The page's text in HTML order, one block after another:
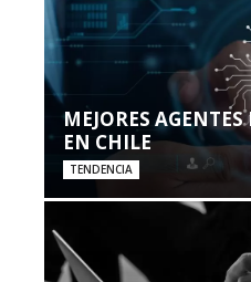
MEJORES
EN CHILE
TENDENCIA